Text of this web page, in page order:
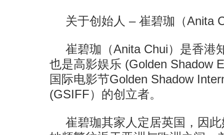
关于创始人 – 崔碧珈（Anita
崔碧珈（Anita Chui）是香港
也是高影娱乐 (Golden Shadow
国际电影节Golden Shadow
(GSIFF）的创立者。
崔碧珈其家人定居英国，因